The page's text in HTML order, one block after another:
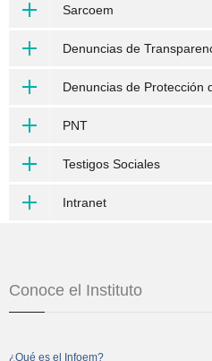
Sarcoem
Denuncias de
Denuncias de Protección
PNT
Testigos Sociales
Intranet
Conoce el Instituto
¿Qué es el Infoem?